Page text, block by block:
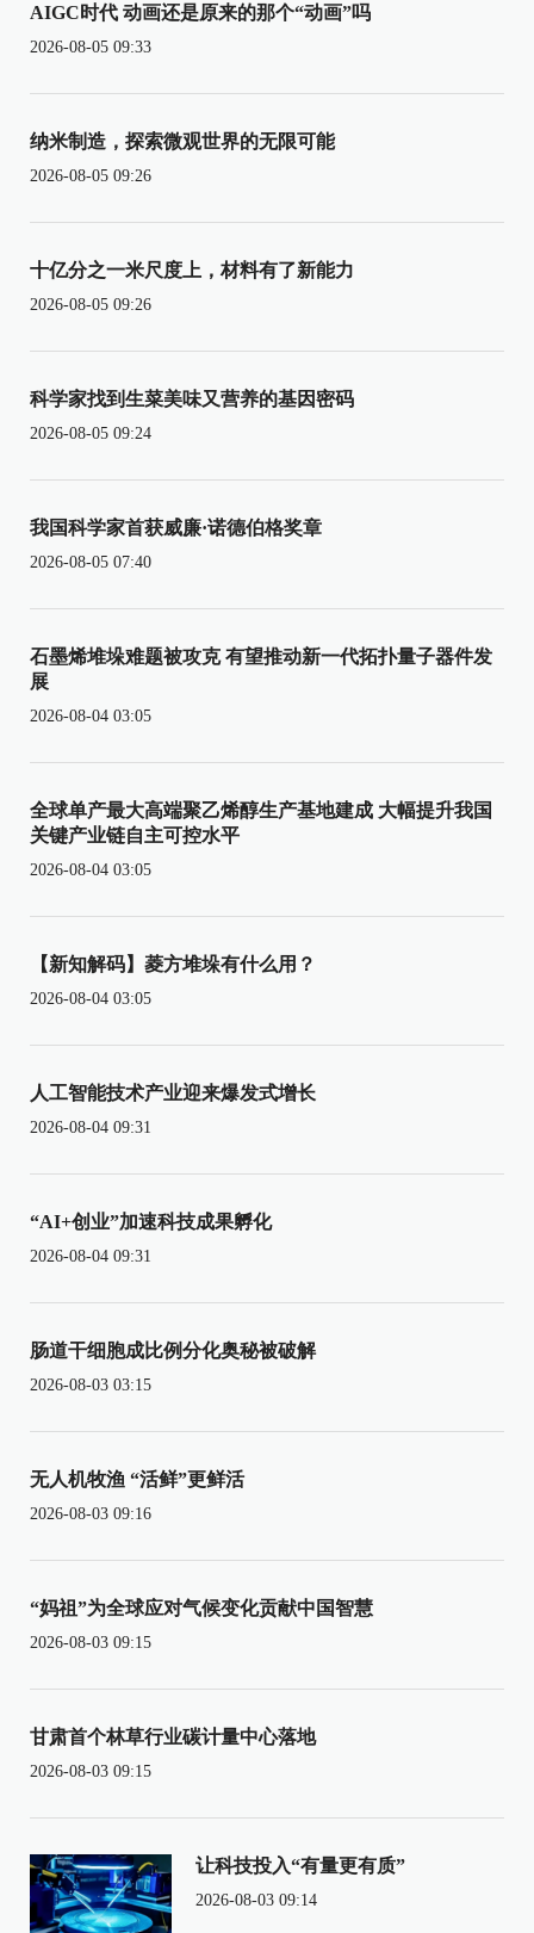
AIGC时代 动画还是原来的那个“动画”吗
2026-08-05 09:33
纳米制造，探索微观世界的无限可能
2026-08-05 09:26
十亿分之一米尺度上，材料有了新能力
2026-08-05 09:26
科学家找到生菜美味又营养的基因密码
2026-08-05 09:24
我国科学家首获威廉·诺德伯格奖章
2026-08-05 07:40
石墨烯堆垛难题被攻克 有望推动新一代拓扑量子器件发
展
2026-08-04 03:05
全球单产最大高端聚乙烯醇生产基地建成 大幅提升我国
关键产业链自主可控水平
2026-08-04 03:05
【新知解码】菱方堆垛有什么用？
2026-08-04 03:05
人工智能技术产业迎来爆发式增长
2026-08-04 09:31
“AI+创业”加速科技成果孵化
2026-08-04 09:31
肠道干细胞成比例分化奥秘被破解
2026-08-03 03:15
无人机牧渔 “活鲜”更鲜活
2026-08-03 09:16
“妈祖”为全球应对气候变化贡献中国智慧
2026-08-03 09:15
甘肃首个林草行业碳计量中心落地
2026-08-03 09:15
让科技投入“有量更有质”
2026-08-03 09:14